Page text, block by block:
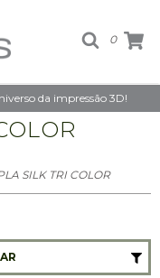
0
da impressão 3D!
SILK TRI COLOR